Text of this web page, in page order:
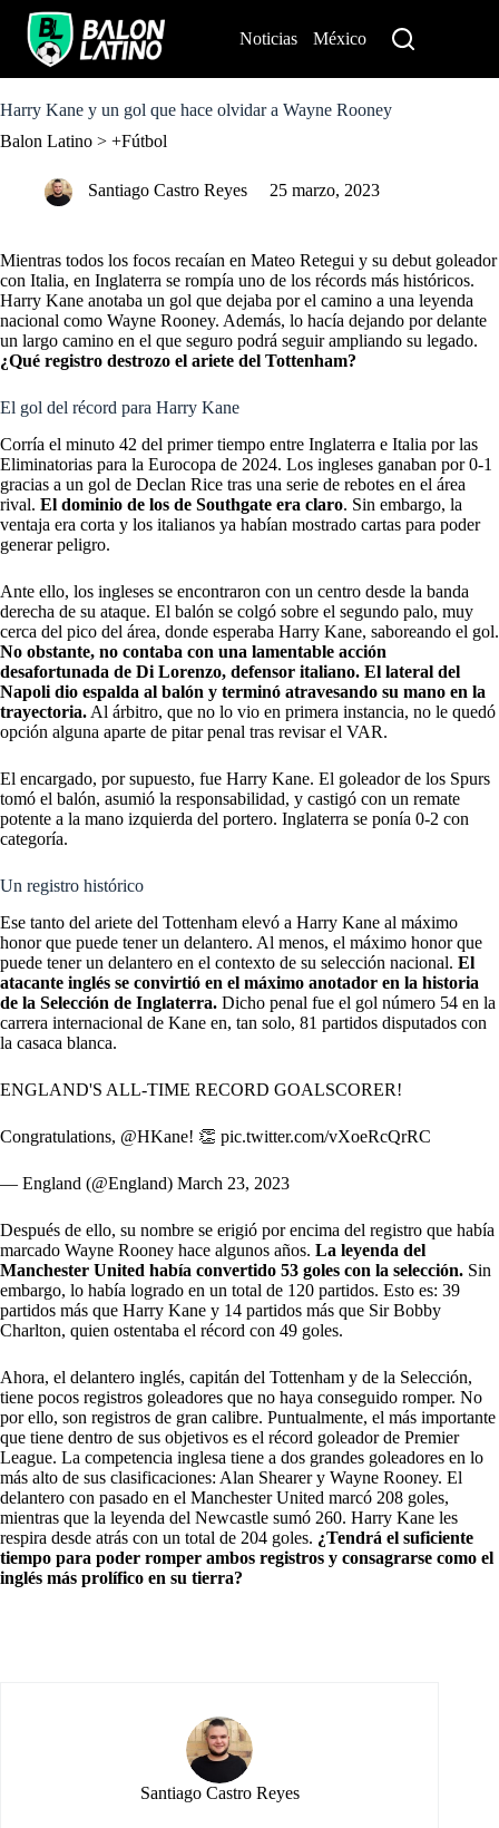
o
o
Noticias México
Harry Kane y un gol que hace olvidar a Wayne Rooney
Balon Latino > +Fútbol
Santiago Castro Reyes 25 marzo, 2023
Mientras todos los focos recaían en Mateo Retegui y su debut goleador
con Italia, en Inglaterra se rompía uno de los récords más históricos.
Harry Kane anotaba un gol que dejaba por el camino a una leyenda
nacional como Wayne Rooney. Además, lo hacía dejando por delante
un largo camino en el que seguro podrá seguir ampliando su legado.
¿Qué registro destrozo el ariete del Tottenham?
El gol del récord para Harry Kane
Corría el minuto 42 del primer tiempo entre Inglaterra e Italia por las
Eliminatorias para la Eurocopa de 2024. Los ingleses ganaban por 0-1
gracias a un gol de Declan Rice tras una serie de rebotes en el área
rival. El dominio de los de Southgate era claro. Sin embargo, la
ventaja era corta y los italianos ya habían mostrado cartas para poder
generar peligro.
Ante ello, los ingleses se encontraron con un centro desde la banda
derecha de su ataque. El balón se colgó sobre el segundo palo, muy
cerca del pico del área, donde esperaba Harry Kane, saboreando el gol.
No obstante, no contaba con una lamentable acción
desafortunada de Di Lorenzo, defensor italiano. El lateral del
Napoli dio espalda al balón y terminó atravesando su mano en la
trayectoria. Al árbitro, que no lo vio en primera instancia, no le quedó
opción alguna aparte de pitar penal tras revisar el VAR.
El encargado, por supuesto, fue Harry Kane. El goleador de los Spurs
tomó el balón, asumió la responsabilidad, y castigó con un remate
potente a la mano izquierda del portero. Inglaterra se ponía 0-2 con
categoría.
Un registro histórico
Ese tanto del ariete del Tottenham elevó a Harry Kane al máximo
honor que puede tener un delantero. Al menos, el máximo honor que
puede tener un delantero en el contexto de su selección nacional. El
atacante inglés se convirtió en el máximo anotador en la historia
de la Selección de Inglaterra. Dicho penal fue el gol número 54 en la
carrera internacional de Kane en, tan solo, 81 partidos disputados con
la casaca blanca.
ENGLAND'S ALL-TIME RECORD GOALSCORER!
Congratulations, @HKane! 👏 pic.twitter.com/vXoeRcQrRC
— England (@England) March 23, 2023
Después de ello, su nombre se erigió por encima del registro que había
marcado Wayne Rooney hace algunos años. La leyenda del
Manchester United había convertido 53 goles con la selección. Sin
embargo, lo había logrado en un total de 120 partidos. Esto es: 39
partidos más que Harry Kane y 14 partidos más que Sir Bobby
Charlton, quien ostentaba el récord con 49 goles.
Ahora, el delantero inglés, capitán del Tottenham y de la Selección,
tiene pocos registros goleadores que no haya conseguido romper. No
por ello, son registros de gran calibre. Puntualmente, el más importante
que tiene dentro de sus objetivos es el récord goleador de Premier
League. La competencia inglesa tiene a dos grandes goleadores en lo
más alto de sus clasificaciones: Alan Shearer y Wayne Rooney. El
delantero con pasado en el Manchester United marcó 208 goles,
mientras que la leyenda del Newcastle sumó 260. Harry Kane les
respira desde atrás con un total de 204 goles. ¿Tendrá el suficiente
tiempo para poder romper ambos registros y consagrarse como el
inglés más prolífico en su tierra?
Santiago Castro Reyes